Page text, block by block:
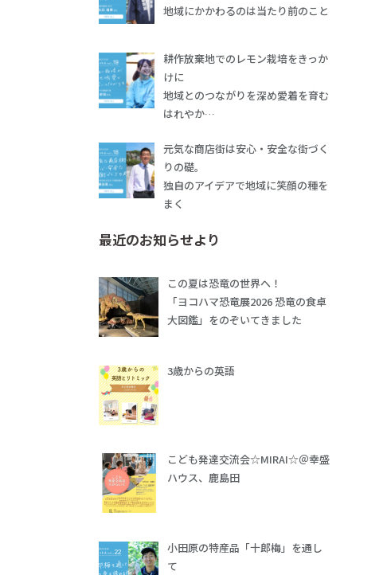
地域にかかわるのは当たり前のこと
耕作放棄地でのレモン栽培をきっか
けに
地域とのつながりを深め愛着を育む
はれやか…
元気な商店街は安心・安全な街づく
りの礎。
独自のアイデアで地域に笑顔の種を
まく
最近のお知らせより
この夏は恐竜の世界へ！
「ヨコハマ恐竜展2026 恐竜の食卓
大図鑑」をのぞいてきました
3歳からの英語
こども発達交流会☆MIRAI☆＠幸盛
ハウス、鹿島田
小田原の特産品「十郎梅」を通し
て